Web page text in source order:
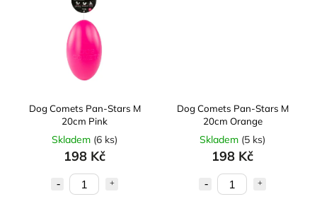
Dog Comets Pan-Stars M
20cm Pink
Skladem (6 ks)
198 Kč
Dog Comets Pan-Stars M
20cm Orange
Skladem (5 ks)
198 Kč